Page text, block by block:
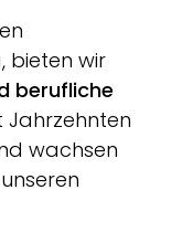
bieten wir
berufliche
Jahrzehnten
wachsen